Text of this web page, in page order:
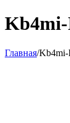
Главная/